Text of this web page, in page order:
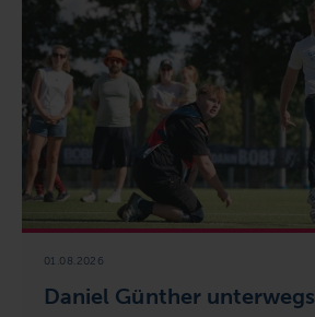
Daniel Günther unterwegs
01.08.2026